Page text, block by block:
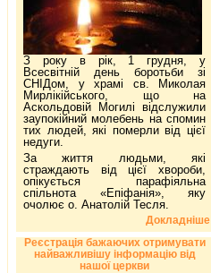
З року в рік, 1 грудня, у
Всесвітній день боротьби зі
СНІДом, у храмі св. Миколая
Мирлікійського, що на
Аскольдовій Могилі відслужили
заупокійний молебень на спомин
тих людей, які померли від цієї
недуги.
За життя людьми, які
страждають від цієї хвороби,
опікується парафіяльна
спільнота «Епіфанія», яку
очолює о. Анатолій Тесля.
Докладніше
Реєстрація бажаючих отримувати
найважливішу інформацію від
нашої церкви